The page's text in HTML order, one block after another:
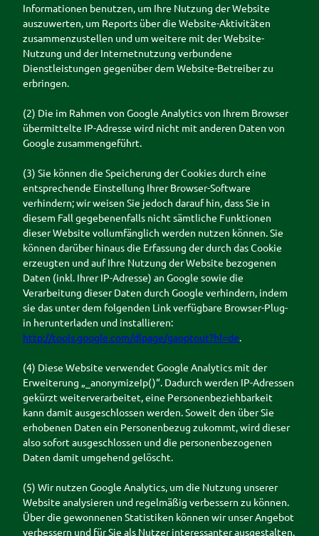
Informationen benutzen, um Ihre Nutzung der Website
auszuwerten, um Reports über die Website-Aktivitäten
zusammenzustellen und um weitere mit der Website-
Nutzung und der Internetnutzung verbundene
Dienstleistungen gegenüber dem Website-Betreiber zu
erbringen.
(2) Die im Rahmen von Google Analytics von Ihrem Browser
übermittelte IP-Adresse wird nicht mit anderen Daten von
Google zusammengeführt.
(3) Sie können die Speicherung der Cookies durch eine
entsprechende Einstellung Ihrer Browser-Software
verhindern; wir weisen Sie jedoch darauf hin, dass Sie in
diesem Fall gegebenenfalls nicht sämtliche Funktionen
dieser Website vollumfänglich werden nutzen können. Sie
können darüber hinaus die Erfassung der durch das Cookie
erzeugten und auf Ihre Nutzung der Website bezogenen
Daten (inkl. Ihrer IP-Adresse) an Google sowie die
Verarbeitung dieser Daten durch Google verhindern, indem
sie das unter dem folgenden Link verfügbare Browser-Plug-
in herunterladen und installieren:
http://tools.google.com/dlpage/gaoptout?hl=de.
(4) Diese Website verwendet Google Analytics mit der
Erweiterung „_anonymizeIp()“. Dadurch werden IP-Adressen
gekürzt weiterverarbeitet, eine Personenbeziehbarkeit
kann damit ausgeschlossen werden. Soweit den über Sie
erhobenen Daten ein Personenbezug zukommt, wird dieser
also sofort ausgeschlossen und die personenbezogenen
Daten damit umgehend gelöscht.
(5) Wir nutzen Google Analytics, um die Nutzung unserer
Website analysieren und regelmäßig verbessern zu können.
Über die gewonnenen Statistiken können wir unser Angebot
verbessern und für Sie als Nutzer interessanter ausgestalten.